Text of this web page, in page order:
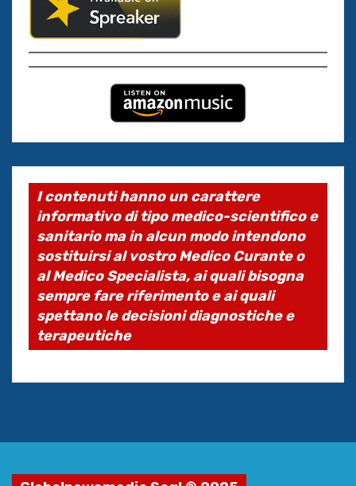
I contenuti hanno un carattere
informativo di tipo medico-scientifico e
sanitario ma in alcun modo intendono
sostituirsi al vostro Medico Curante o
al Medico Specialista, ai quali bisogna
sempre fare riferimento e ai quali
spettano le decisioni diagnostiche e
terapeutiche